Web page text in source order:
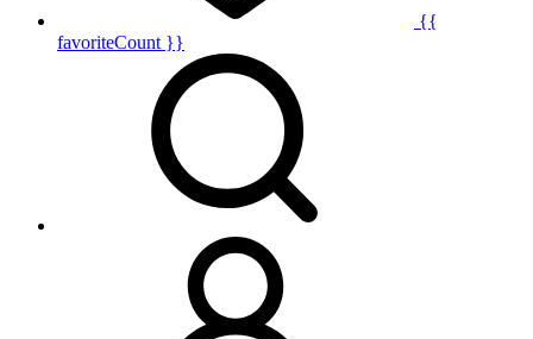
{{
favoriteCount }}